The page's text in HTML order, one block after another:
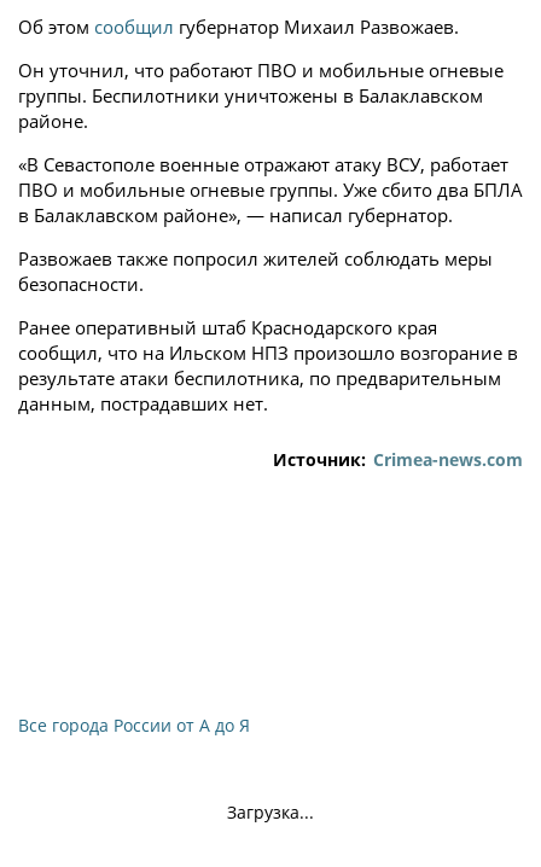
Об этом сообщил губернатор Михаил Развожаев.
Он уточнил, что работают ПВО и мобильные огневые
группы. Беспилотники уничтожены в Балаклавском
районе.
«В Севастополе военные отражают атаку ВСУ, работает
ПВО и мобильные огневые группы. Уже сбито два БПЛА
в Балаклавском районе», — написал губернатор.
Развожаев также попросил жителей соблюдать меры
безопасности.
Ранее оперативный штаб Краснодарского края
сообщил, что на Ильском НПЗ произошло возгорание в
результате атаки беспилотника, по предварительным
данным, пострадавших нет.
Источник: Crimea-news.com
Все города России от А до Я
Загрузка...